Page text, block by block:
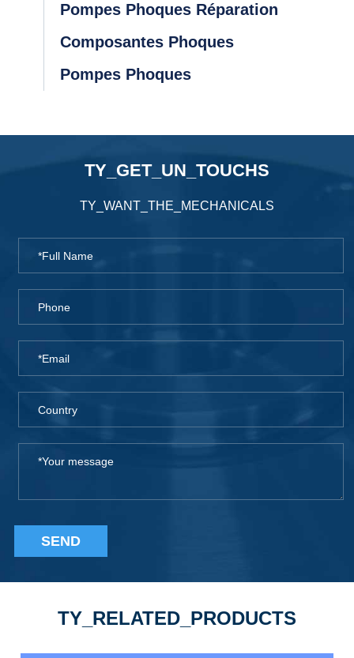
Pompes Phoques Réparation
Composantes Phoques
Pompes Phoques
TY_GET_UN_TOUCHS
TY_WANT_THE_MECHANICALS
SEND
TY_RELATED_PRODUCTS